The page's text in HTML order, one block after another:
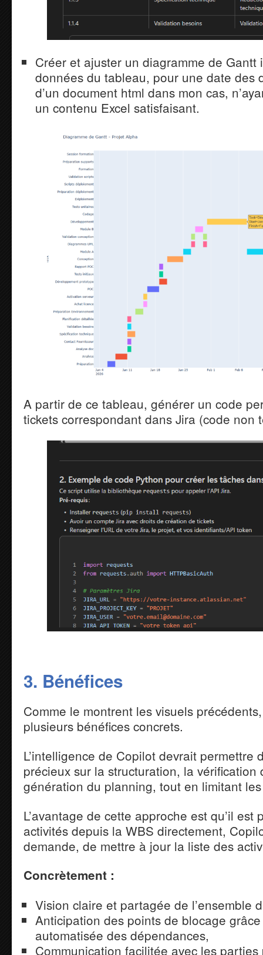
Créer et ajuster un diagramme de
données du tableau, pour une date des
d’un document html dans mon cas,
un contenu Excel satisfaisant.
A partir de ce tableau, générer un code
tickets correspondant dans Jira (code non
3. Bénéfices
Comme le montrent les visuels
plusieurs bénéfices concrets.
L’intelligence de Copilot devrait permettre
précieux sur la structuration, la
génération du planning, tout en limitant
L’avantage de cette approche est qu’il est
activités depuis la WBS directement,
demande, de mettre à jour la liste des
Concrètement :
Vision claire et partagée de l’ensemble
Anticipation des points de blocage
automatisée des dépendances,
Communication facilitée avec les parties